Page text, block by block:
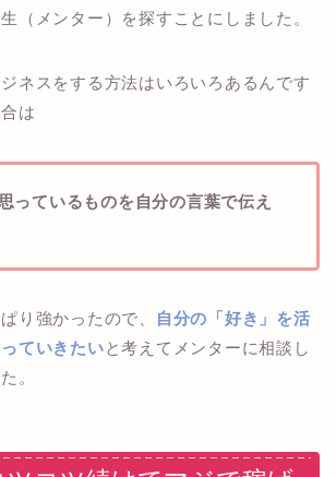
（メンター）を探すことにしました。
ネスをする方法はいろいろあるんです
は
っているものを自分の言葉で伝え
り強かったので、
自分の「好き」を活
ていきたいと考えてメンターに相談し
。